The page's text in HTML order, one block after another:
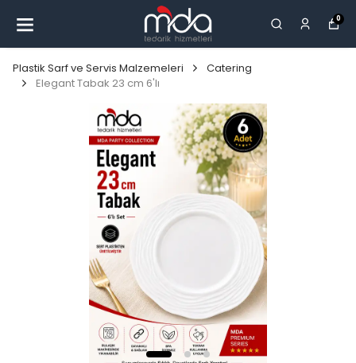
0
Plastik Sarf ve Servis Malzemeleri
Catering
Elegant Tabak 23 cm 6'lı